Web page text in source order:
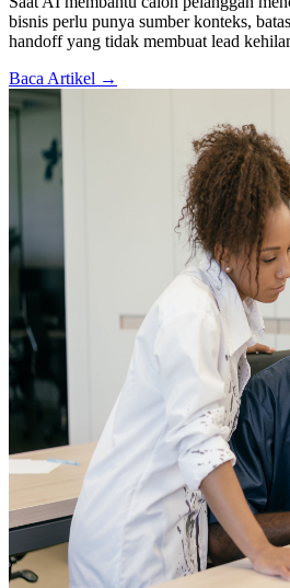
bisnis perlu punya sumber konteks,
handoff yang tidak membuat lead
Baca Artikel →